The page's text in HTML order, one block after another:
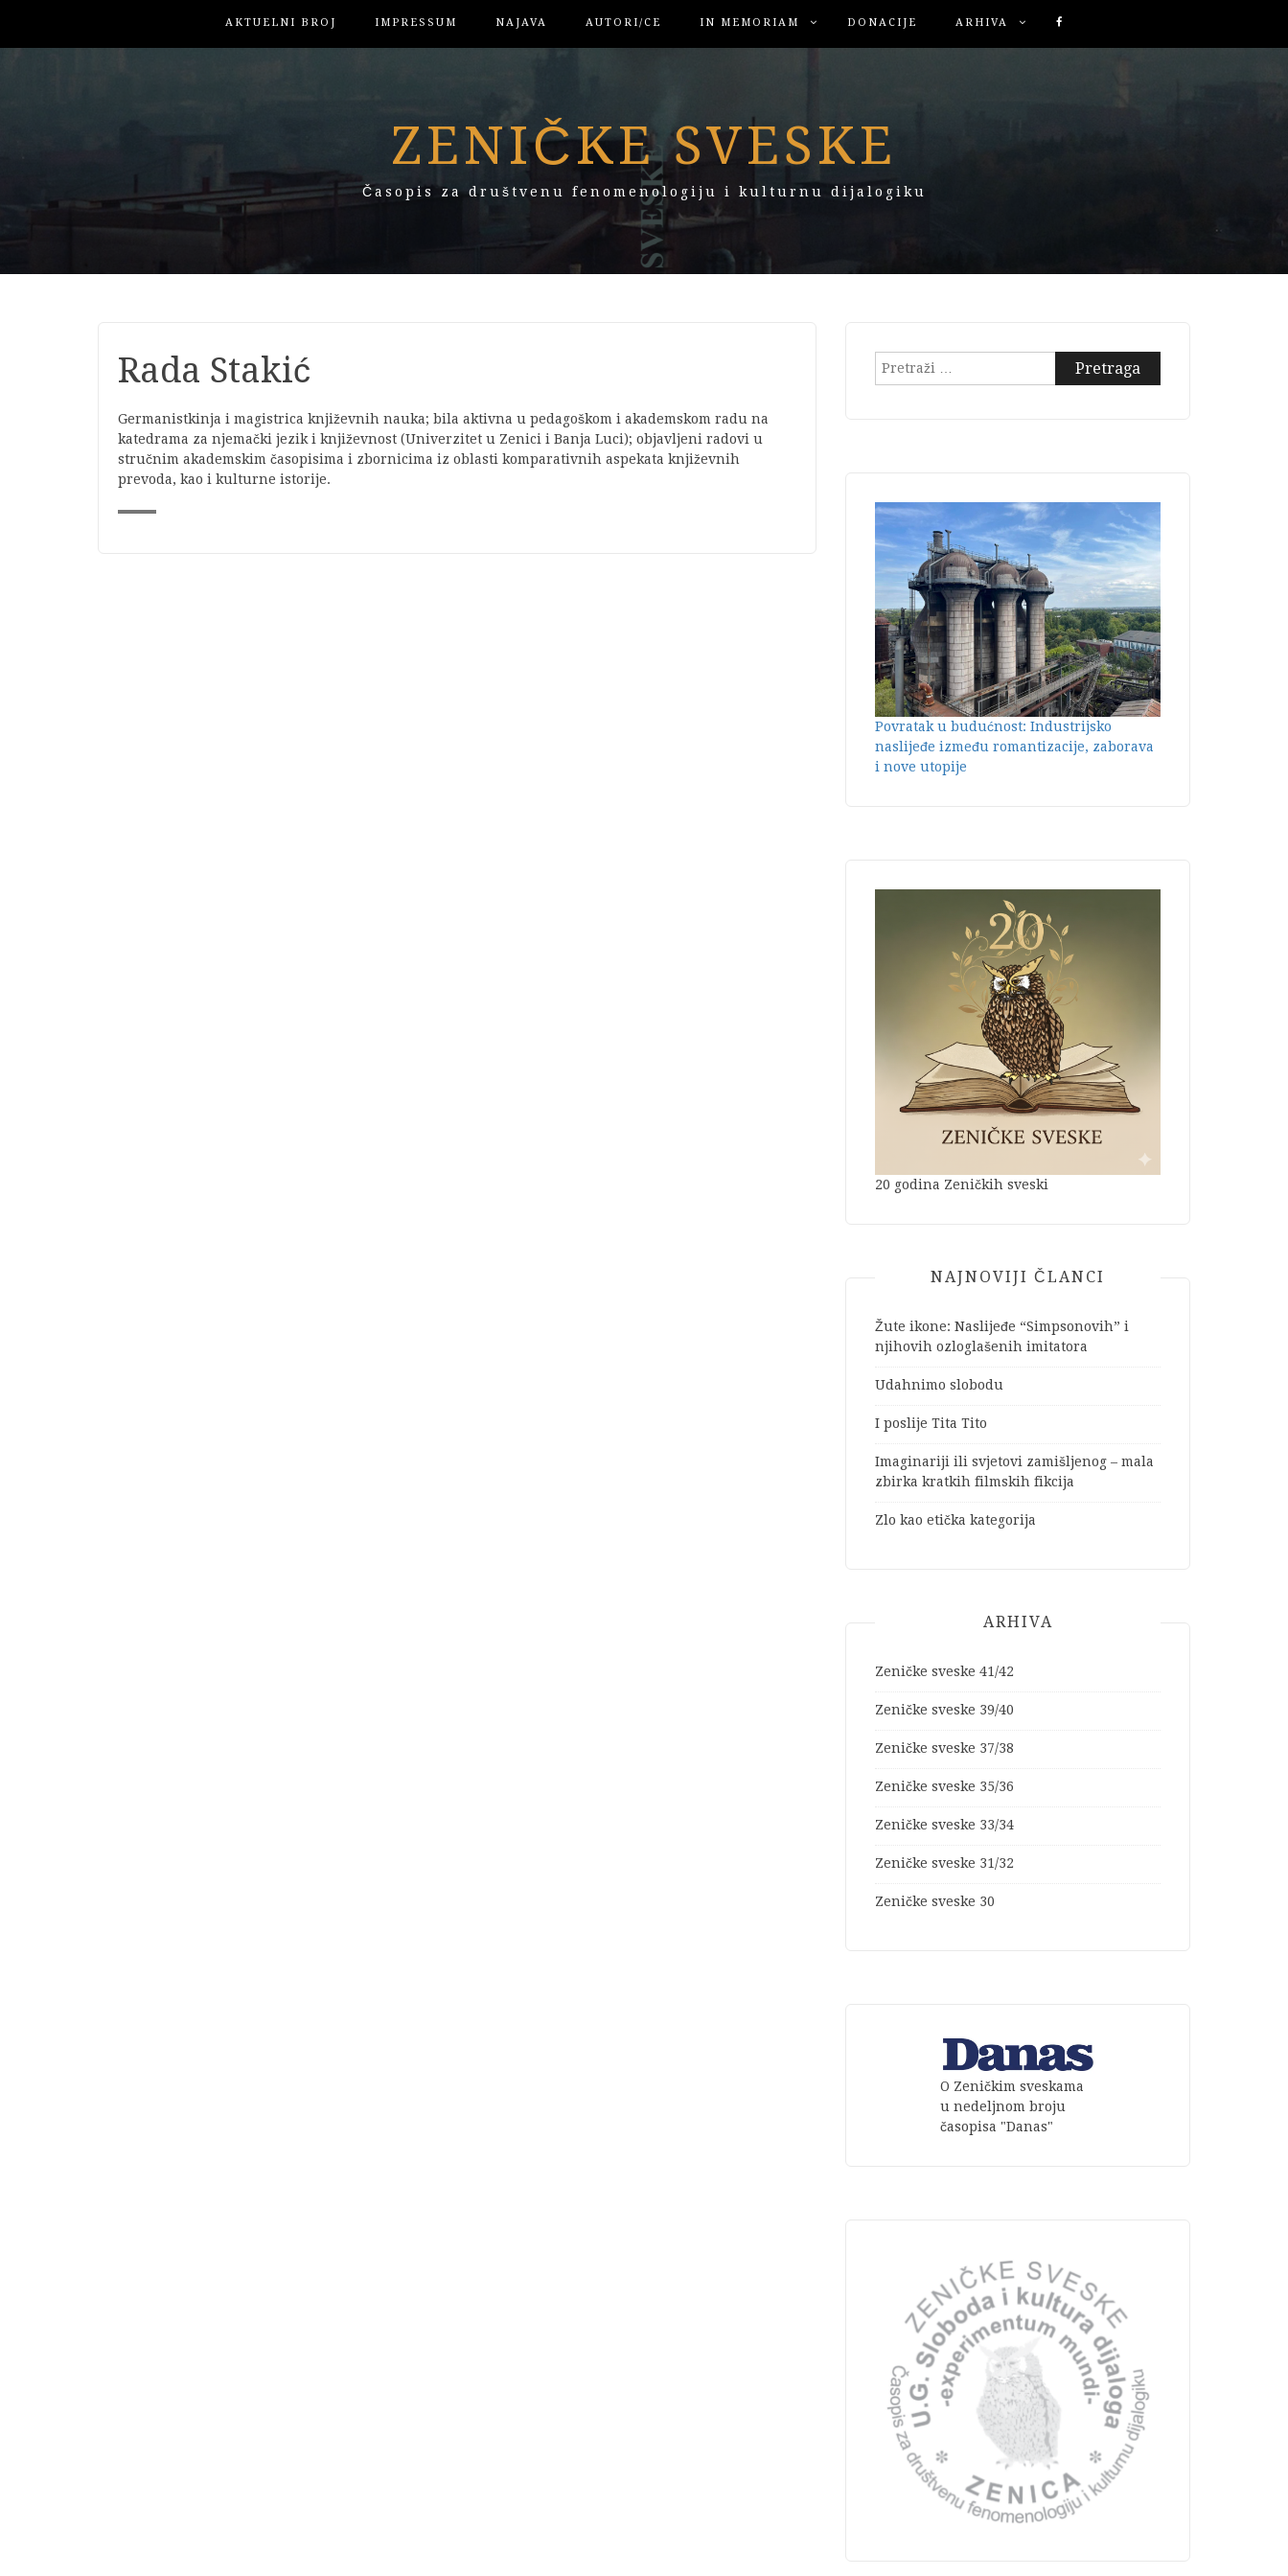
AKTUELNI BROJ IMPRESSUM NAJAVA AUTORI/CE IN MEMORIAM DONACIJE ARHIVA
ZENIČKE SVESKE
Časopis za društvenu fenomenologiju i kulturnu dijalogiku
Rada Stakić
Germanistkinja i magistrica književnih nauka; bila aktivna u pedagoškom i akademskom radu na
katedrama za njemački jezik i književnost (Univerzitet u Zenici i Banja Luci); objavljeni radovi u
stručnim akademskim časopisima i zbornicima iz oblasti komparativnih aspekata književnih
prevoda, kao i kulturne istorije.
Pretraga:
Povratak u budućnost: Industrijsko
naslijeđe između romantizacije, zaborava
i nove utopije
20 godina Zeničkih sveski
NAJNOVIJI ČLANCI
Žute ikone: Naslijeđe “Simpsonovih” i
njihovih ozloglašenih imitatora
Udahnimo slobodu
I poslije Tita Tito
Imaginariji ili svjetovi zamišljenog – mala
zbirka kratkih filmskih fikcija
Zlo kao etička kategorija
ARHIVA
Zeničke sveske 41/42
Zeničke sveske 39/40
Zeničke sveske 37/38
Zeničke sveske 35/36
Zeničke sveske 33/34
Zeničke sveske 31/32
Zeničke sveske 30
O Zeničkim sveskama
u nedeljnom broju
časopisa "Danas"